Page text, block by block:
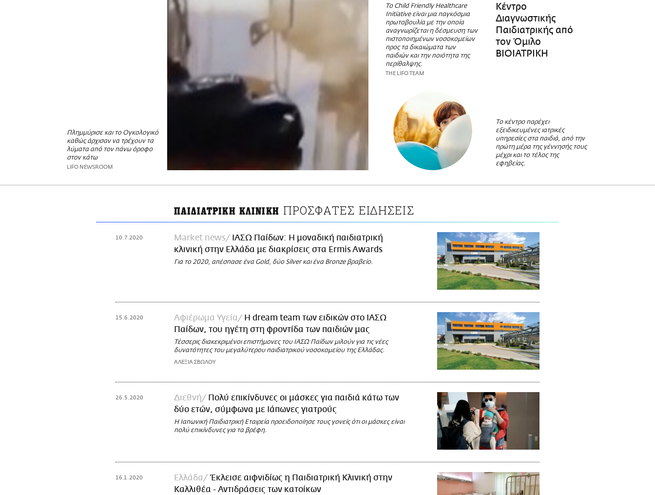
Πλημμύρισε και το Ογκολογικό
καθώς άρχισαν να τρέχουν τα
λύματα από τον πάνω όροφο
στον κάτω
LIFO NEWSROOM
Το Child Friendly Healthcare
Initiative είναι μια παγκόσμια
πρωτοβουλία με την οποία
αναγνωρίζεται η δέσμευση των
πιστοποιημένων νοσοκομείων
προς τα δικαιώματα των
παιδιών και την ποιότητα της
περίθαλψης.
THE LIFO TEAM
Κέντρο
Διαγνωστικής
Παιδιατρικής από
τον Όμιλο
ΒΙΟΙΑΤΡΙΚΗ
Το κέντρο παρέχει
εξειδικευμένες ιατρικές
υπηρεσίες στα παιδιά, από την
πρώτη μέρα της γέννησής τους
μέχρι και το τέλος της
εφηβείας.
ΠΑΙΔΙΑΤΡΙΚΗ ΚΛΙΝΙΚΗ ΠΡΟΣΦΑΤΕΣ ΕΙΔΗΣΕΙΣ
10.7.2020 Market news
ΙΑΣΩ Παίδων: Η μοναδική παιδιατρική
κλινική στην Ελλάδα με διακρίσεις στα Ermis Awards
Για το 2020, απέσπασε ένα Gold, δύο Silver και ένα Bronze βραβείο.
15.6.2020 Αφιέρωμα Υγεία
Η dream team των ειδικών στο ΙΑΣΩ
Παίδων, του ηγέτη στη φροντίδα των παιδιών μας
Τέσσερις διακεκριμένοι επιστήμονες του ΙΑΣΩ Παίδων μιλούν για τις νέες
δυνατότητες του μεγαλύτερου παιδιατρικού νοσοκομείου της Ελλάδας.
ΑΛΕΞΙΑ ΣΒΩΛΟΥ
26.5.2020 Διεθνή
Πολύ επικίνδυνες οι μάσκες για παιδιά κάτω των
δύο ετών, σύμφωνα με Ιάπωνες γιατρούς
Η Ιαπωνική Παιδιατρική Εταιρεία προειδοποίησε τους γονείς ότι οι μάσκες είναι
πολύ επικίνδυνες για τα βρέφη.
16.1.2020 Ελλάδα
Έκλεισε αιφνιδίως η Παιδιατρική Κλινική στην
Καλλιθέα - Αντιδράσεις των κατοίκων